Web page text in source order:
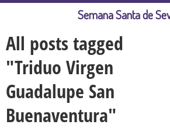
All posts tagged
"Triduo Virgen
Guadalupe San
Buenaventura"
Semana Santa de